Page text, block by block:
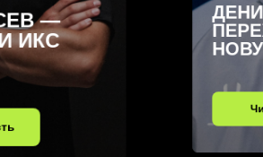
ДЕНИС ЗУБКОВСКИЙ
ПЕРЕХОДИТ НА
НОВУЮ ДОЛЖНОСТЬ